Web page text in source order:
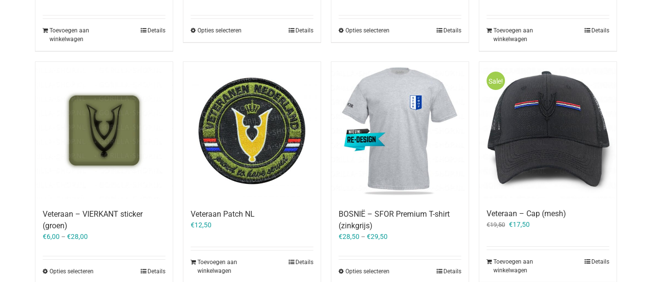
Toevoegen aan
winkelwagen
Details Opties selecteren Details Opties selecteren Details
Toevoegen aan
winkelwagen
Details
Veteraan – VIERKANT sticker
(groen)
€6,00 – €28,00
Opties selecteren Details
Veteraan Patch NL
€12,50
Toevoegen aan
winkelwagen
Details
BOSNIË – SFOR Premium T-shirt
(zinkgrijs)
€28,50 – €29,50
Opties selecteren Details
Sale!
Veteraan – Cap (mesh)
€19,50 Oorspronkelijke
€17,50
Toevoegen aan
winkelwagen
Details